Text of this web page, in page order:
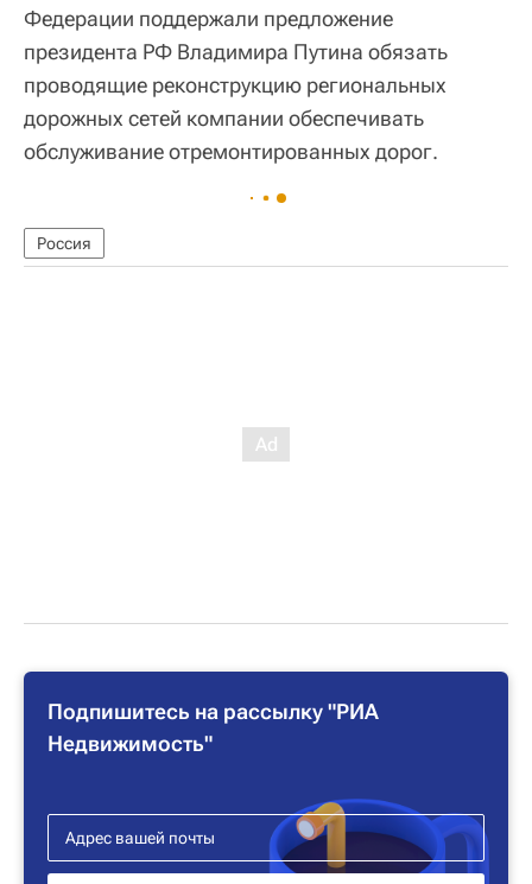
Федерации поддержали предложение
президента РФ Владимира Путина обязать
проводящие реконструкцию региональных
дорожных сетей компании обеспечивать
обслуживание отремонтированных дорог.
Россия
Подпишитесь на рассылку "РИА
Недвижимость"